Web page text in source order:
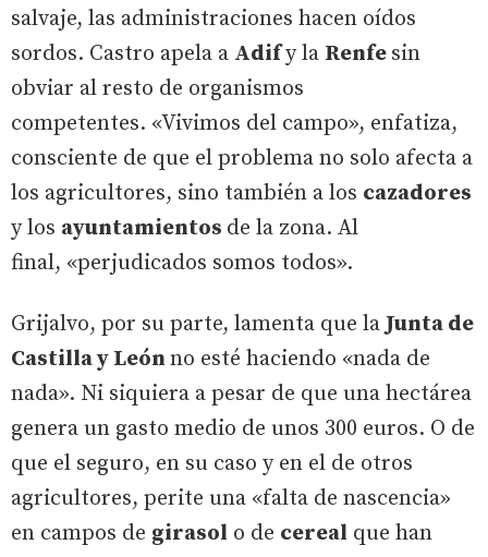
salvaje, las administraciones hacen oídos
sordos. Castro apela a Adify la Renfe sin
obviar al resto de organismos
competentes. «Vivimos del campo», enfatiza,
consciente de que el problema no solo afecta a
los agricultores, sino también a los cazadores
y los ayuntamientos de la zona. Al
final, «perjudicados somos todos».
Grijalvo, por su parte, lamenta que laJunta de
Castilla y León no esté haciendo «nada de
nada». Ni siquiera a pesar de que una hectárea
genera un gasto medio de unos 300 euros. O de
que el seguro, en su caso y en el de otros
agricultores, perite una «falta de nascencia»
en campos de girasol o de cereal que han